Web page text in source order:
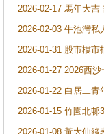
2026-02-17 馬年大
2026-02-03 牛池灣
2026-01-31 股市樓
2026-01-27 2026西
2026-01-22 白居二
2026-01-15 竹園北邨
2026-01-08 黃大仙